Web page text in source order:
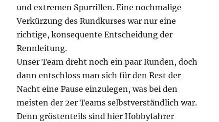
und extremen Spurrillen. Eine nochmalige
Verkürzung des Rundkurses war nur eine
richtige, konsequente Entscheidung der
Rennleitung.
Unser Team dreht noch ein paar Runden, doch
dann entschloss man sich für den Rest der
Nacht eine Pause einzulegen, was bei den
meisten der 2er Teams selbstverständlich war.
Denn gröstenteils sind hier Hobbyfahrer